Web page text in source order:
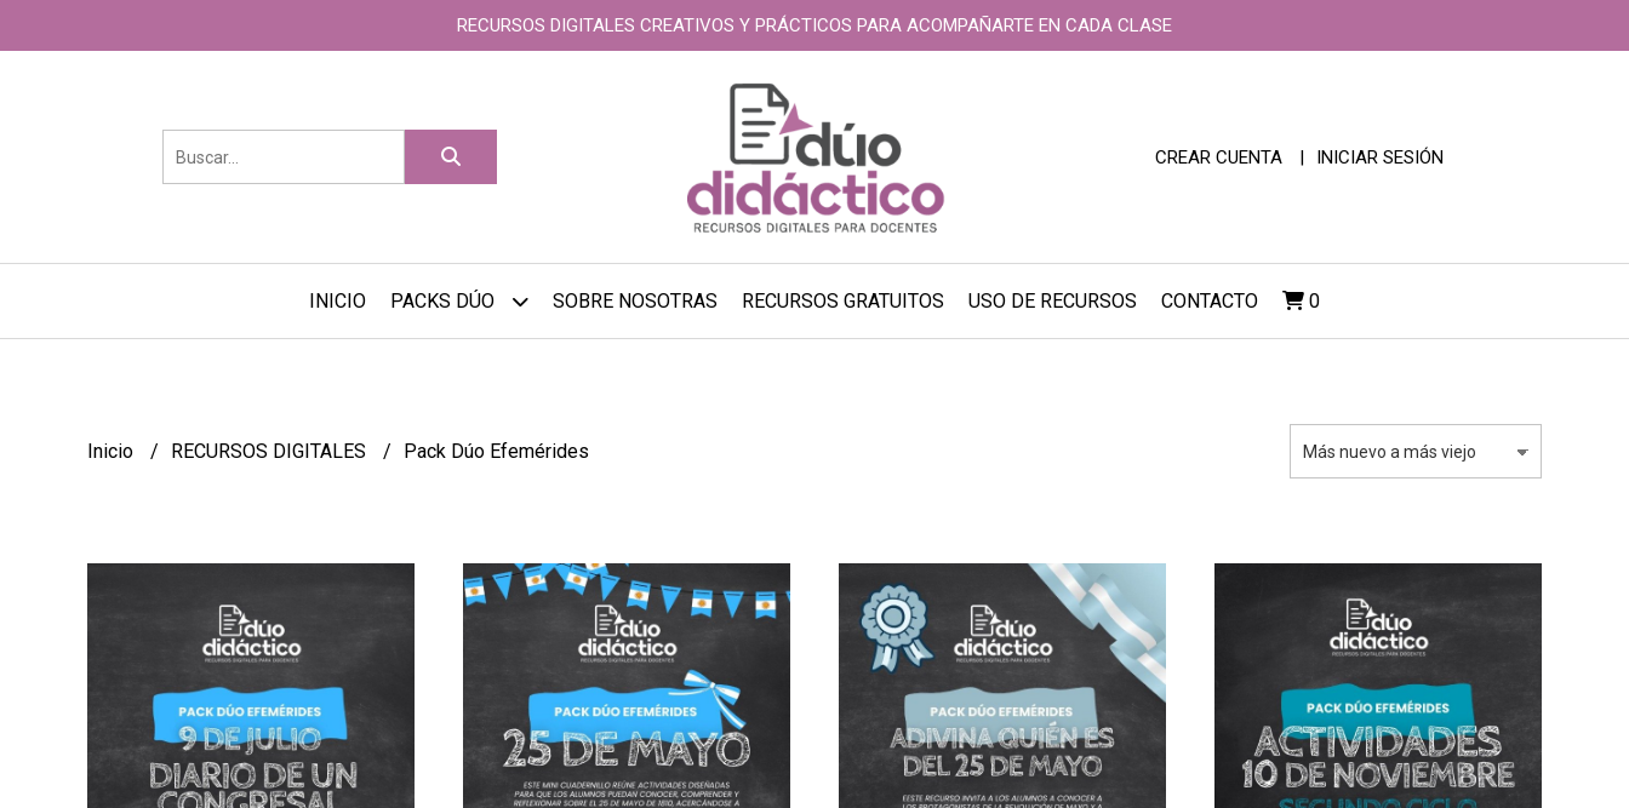
RECURSOS DIGITALES CREATIVOS Y PRÁCTICOS PARA ACOMPAÑARTE EN CADA CLASE
CREAR CUENTA INICIAR SESIÓN
INICIO PACKS DÚO SOBRE NOSOTRAS RECURSOS GRATUITOS USO DE RECURSOS CONTACTO 0
Inicio RECURSOS DIGITALES Pack Dúo Efemérides